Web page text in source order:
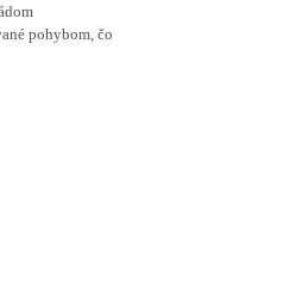
pohybom, čo